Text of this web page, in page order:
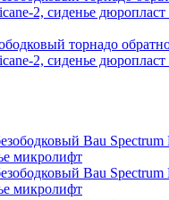
торнадо
2, сиденье